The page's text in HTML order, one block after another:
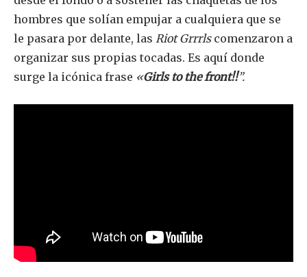
hombres que solían empujar a cualquiera que se
le pasara por delante, las Riot Grrrlscomenzaron a
organizar sus propias tocadas. Es aquí donde
surge la icónica frase «Girls to the front!!”.